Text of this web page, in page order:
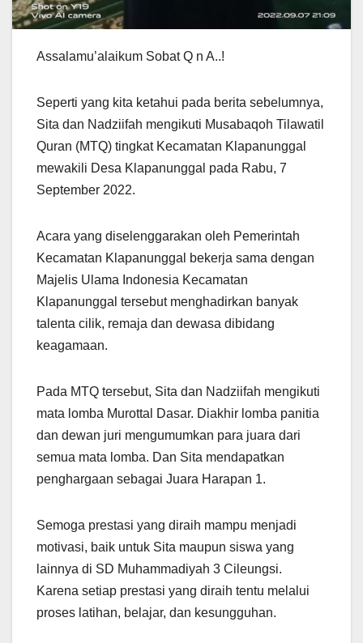
Assalamu’alaikum Sobat Q n A..!
Seperti yang kita ketahui pada berita sebelumnya,
Sita dan Nadziifah mengikuti Musabaqoh Tilawatil
Quran (MTQ) tingkat Kecamatan Klapanunggal
mewakili Desa Klapanunggal pada Rabu, 7
September 2022.
Acara yang diselenggarakan oleh Pemerintah
Kecamatan Klapanunggal bekerja sama dengan
Majelis Ulama Indonesia Kecamatan
Klapanunggal tersebut menghadirkan banyak
talenta cilik, remaja dan dewasa dibidang
keagamaan.
Pada MTQ tersebut, Sita dan Nadziifah mengikuti
mata lomba Murottal Dasar. Diakhir lomba panitia
dan dewan juri mengumumkan para juara dari
semua mata lomba. Dan Sita mendapatkan
penghargaan sebagai Juara Harapan 1.
Semoga prestasi yang diraih mampu menjadi
motivasi, baik untuk Sita maupun siswa yang
lainnya di SD Muhammadiyah 3 Cileungsi.
Karena setiap prestasi yang diraih tentu melalui
proses latihan, belajar, dan kesungguhan.